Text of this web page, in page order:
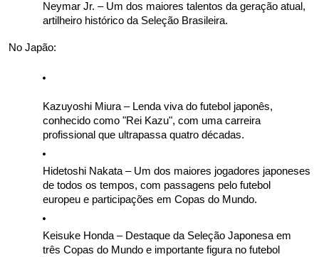
Neymar Jr. – Um dos maiores talentos da geração atual,
artilheiro histórico da Seleção Brasileira.
No Japão:
Kazuyoshi Miura – Lenda viva do futebol japonês,
conhecido como "Rei Kazu", com uma carreira
profissional que ultrapassa quatro décadas.
Hidetoshi Nakata – Um dos maiores jogadores japoneses
de todos os tempos, com passagens pelo futebol
europeu e participações em Copas do Mundo.
Keisuke Honda – Destaque da Seleção Japonesa em
três Copas do Mundo e importante figura no futebol